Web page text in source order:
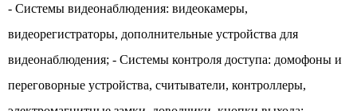
- Системы видеонаблюдения: видеокамеры,
видеорегистраторы, дополнительные устройства для
видеонаблюдения; - Системы контроля доступа: домофоны и
переговорные устройства, считыватели, контроллеры,